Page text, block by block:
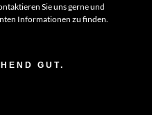
Sie uns gerne und
Informationen zu finden.
GUT.